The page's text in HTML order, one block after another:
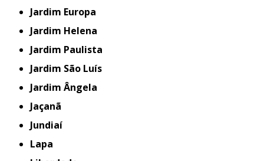
Jardim Europa
Jardim Helena
Jardim Paulista
Jardim São Luís
Jardim Ângela
Jaçanã
Jundiaí
Lapa